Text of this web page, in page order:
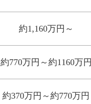
約1,160万円～
約770万円～約1160万円
約370万円～約770万円